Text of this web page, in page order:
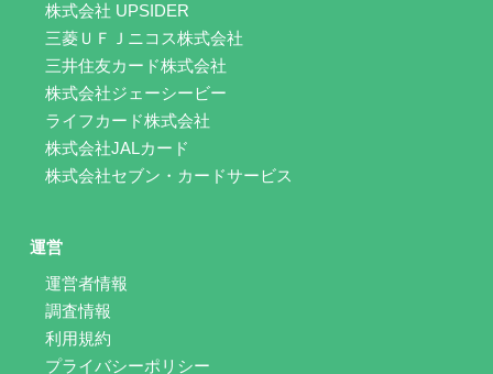
株式会社 UPSIDER
三菱ＵＦＪニコス株式会社
三井住友カード株式会社
株式会社ジェーシービー
ライフカード株式会社
株式会社JALカード
株式会社セブン・カードサービス
運営
運営者情報
調査情報
利用規約
プライバシーポリシー